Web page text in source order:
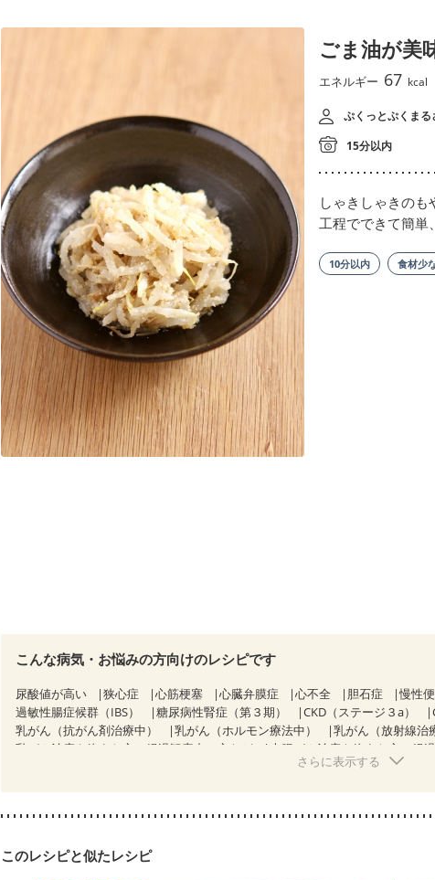
ごま油が美
エネルギー 67 kcal
ぷくっとぷくま
15分以内
しゃきしゃきの
工程でできて簡単
10分以内 食材少
こんな病気・お悩みの方向けのレシピです
尿酸値が高い 狭心症 心筋梗塞 心臓弁膜症 心不全 胆石症 慢性
過敏性腸症候群（IBS）
糖尿病性腎症（第３期） CKD（ステージ３a）
乳がん（抗がん剤治療中）
乳がん（ホルモン療法中）
乳がん（放射線治
乳がん治療を終えた方・経過観察中の方など
大腸がん治療を終えた方・経
大腸がん（放射線治療中） 飲み込みにくい
産後（ミルク）
骨折 骨粗しょう症 関節リウマチ 乾癬 フレイル（
さらに表示する
このレシピと似たレシピ